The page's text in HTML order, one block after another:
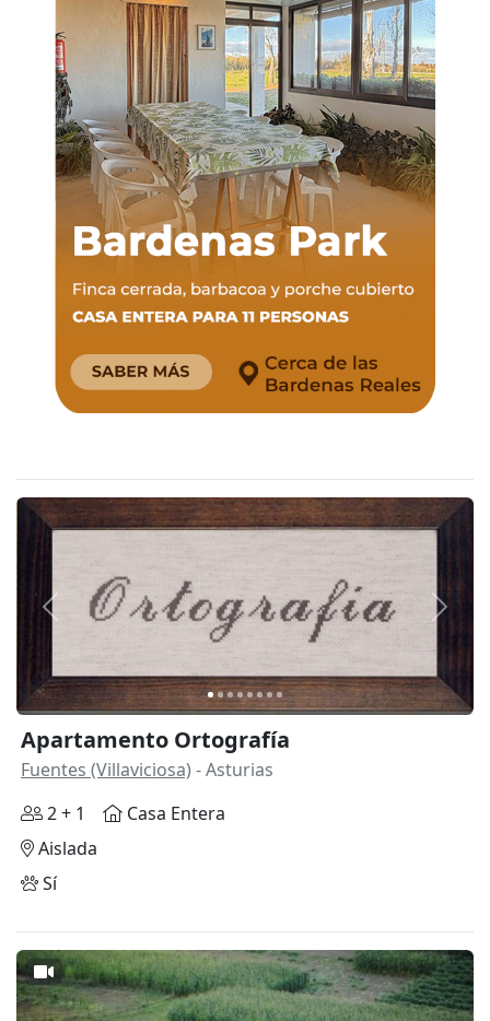
Anterior
Apartamento Ortografía
Fuentes (Villaviciosa) - Asturias
2 + 1
Casa Entera
Aislada
Sí